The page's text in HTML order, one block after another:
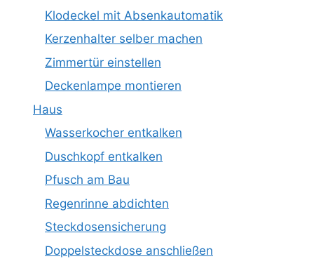
Klodeckel mit Absenkautomatik
Kerzenhalter selber machen
Zimmertür einstellen
Deckenlampe montieren
Haus
Wasserkocher entkalken
Duschkopf entkalken
Pfusch am Bau
Regenrinne abdichten
Steckdosensicherung
Doppelsteckdose anschließen